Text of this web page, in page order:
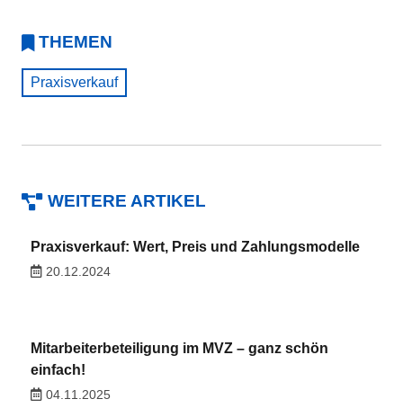
THEMEN
Praxisverkauf
WEITERE ARTIKEL
Praxisverkauf: Wert, Preis und Zahlungsmodelle
20.12.2024
Mitarbeiterbeteiligung im MVZ – ganz schön
einfach!
04.11.2025